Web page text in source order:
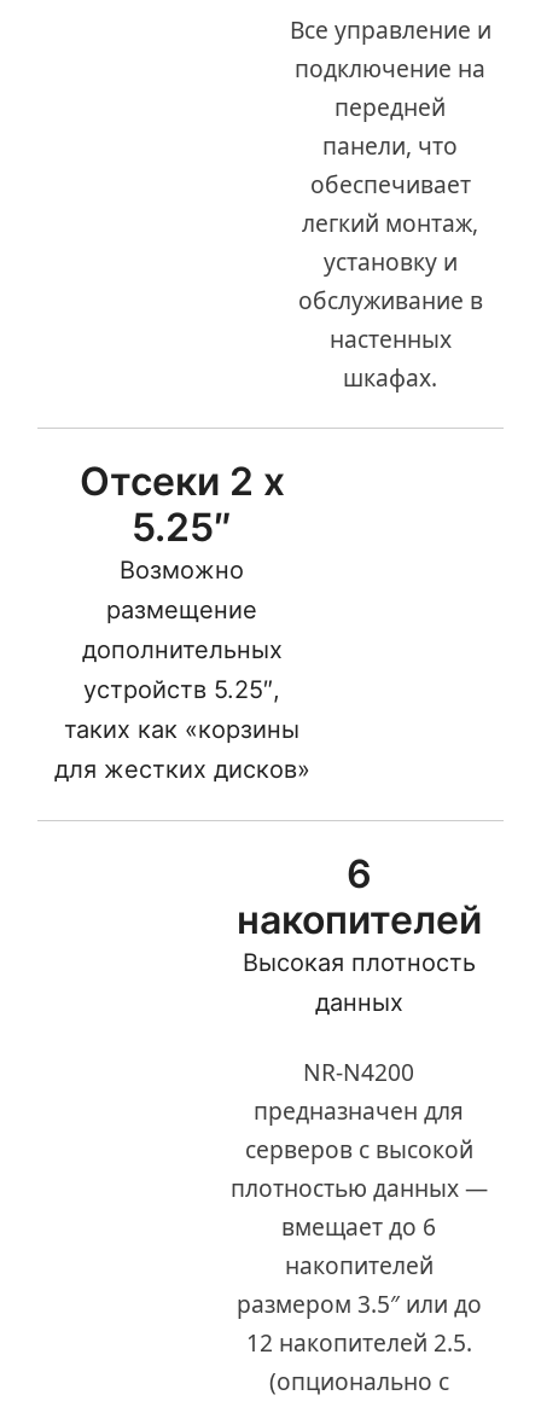
Все управление и
подключение на
передней
панели, что
обеспечивает
легкий монтаж,
установку и
обслуживание в
настенных
шкафах.
Отсеки 2 х
5.25″
Возможно
размещение
дополнительных
устройств 5.25″,
таких как «корзины
для жестких дисков»
6
накопителей
Высокая плотность
данных
NR-N4200
предназначен для
серверов с высокой
плотностью данных —
вмещает до 6
накопителей
размером 3.5″ или до
12 накопителей 2.5.
(опционально с